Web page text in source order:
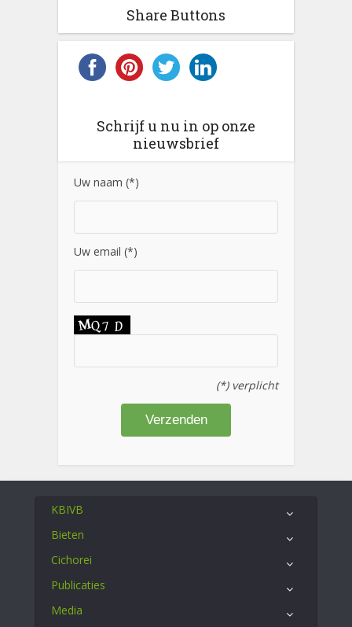
Share Buttons
Schrijf u nu in op onze
nieuwsbrief
Uw naam (*)
Uw email (*)
(*) verplicht
KBIVB
Bieten
Cichorei
Publicaties
Media